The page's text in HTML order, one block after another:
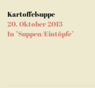
Kartoffelsuppe
20. Oktober 2013
In "Suppen/Eintöpfe"